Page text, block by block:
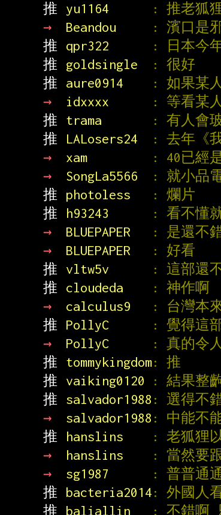
推
yu1164 : 推老狐
→
Beandou : 濱口是
推
qpr322 : 日本今
推
goldsingle : 很好
推
aure0914 : 如果某
→
idxxxx : 等看某
推
trama : 有人會
推
LALosers24 : 去年《
→
xam : 40已經
→
SongLa5566 : 就小品
推
photoless : 爛片
推
h93243 : 看不懂
→
BLUEPAPER : 是還不
→
BLUEPAPER : 好看
推
vltw5v : 這部還
推
cloudeda : 神作啊
→
calculus9 : 台灣本
推
PollyC : 覺得這
→
PollyC : 真的令
推
tommykingdom: 推
推
vaiking0120 : 結果整
推
salvador1988 : 選得不
→
salvador1988 : 中能不
推
hanslins : 老狐狸
→
hanslins : 當然要
→
sg1987 : 普普通
推
bacteria2014: 外國人
推
baliallin : 不錯啊